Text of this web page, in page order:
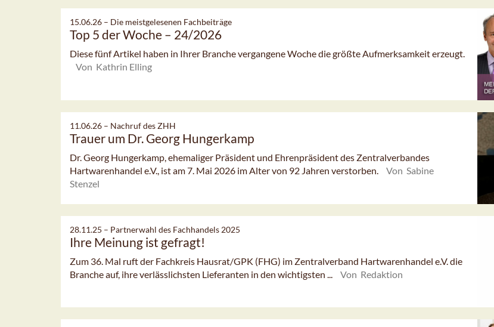
15.06.26 – Die meistgelesenen Fachbeiträge
Top 5 der Woche – 24/2026
Diese fünf Artikel haben in Ihrer Branche vergangene Woche die größte Aufmerksamkeit erzeugt.
Von Kathrin Elling
11.06.26 – Nachruf des ZHH
Trauer um Dr. Georg Hungerkamp
Dr. Georg Hungerkamp, ehemaliger Präsident und Ehrenpräsident des Zentralverbandes
Hartwarenhandel e.V., ist am 7. Mai 2026 im Alter von 92 Jahren verstorben.
Von Sabine
Stenzel
28.11.25 – Partnerwahl des Fachhandels 2025
Ihre Meinung ist gefragt!
Zum 36. Mal ruft der Fachkreis Hausrat/GPK (FHG) im Zentralverband Hartwarenhandel e.V. die
Branche auf, ihre verlässlichsten Lieferanten in den wichtigsten ...
Von Redaktion